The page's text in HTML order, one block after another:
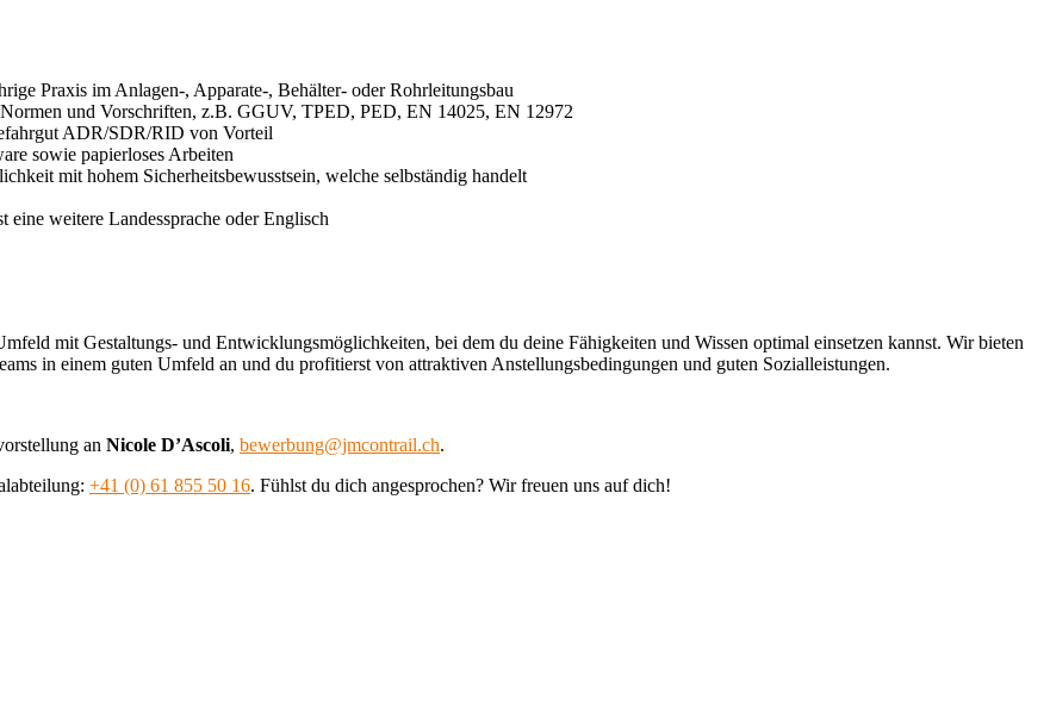
Praxis im Anlagen-, Apparate-, Behälter- oder Rohrleitungsbau
und Vorschriften, z.B. GGUV, TPED, PED, EN 14025, EN 12972
ADR/SDR/RID von Vorteil
sowie papierloses Arbeiten
mit hohem Sicherheitsbewusstsein, welche selbständig handelt
weitere Landessprache oder Englisch
mit Gestaltungs- und Entwicklungsmöglichkeiten, bei dem du deine Fähigkeiten und Wissen optimal einsetzen kannst. Wir bieten
in einem guten Umfeld an und du profitierst von attraktiven Anstellungsbedingungen und guten Sozialleistungen.
an Nicole D’Ascoli, bewerbung@jmcontrail.ch.
+41 (0) 61 855 50 16. Fühlst du dich angesprochen? Wir freuen uns auf dich!